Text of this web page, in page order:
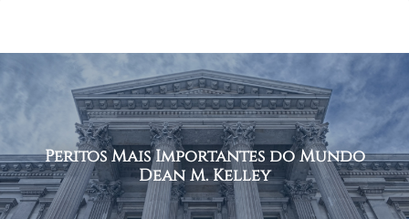
Peritos Mais Importantes do Mundo
Dean M. Kelley